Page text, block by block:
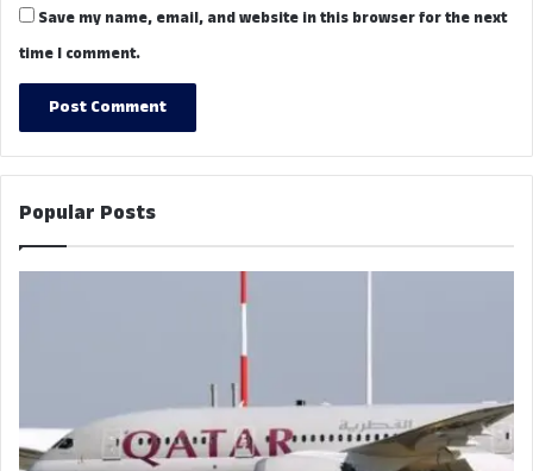
Save my name, email, and website in this browser for the next
time I comment.
Popular Posts